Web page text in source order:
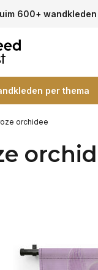
600+ wandkleden
per thema
orchidee